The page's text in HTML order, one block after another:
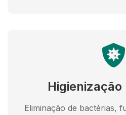
Eliminação de bactérias,